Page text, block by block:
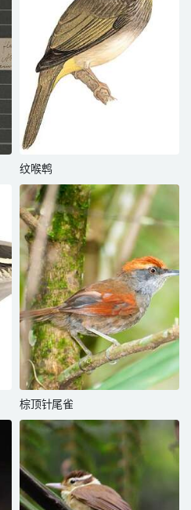
纹喉鹎
棕顶针尾雀